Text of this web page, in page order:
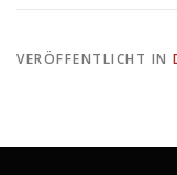
VERÖFFENTLICHT IN